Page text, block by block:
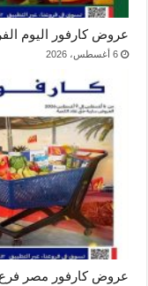
عروض كارفور اليوم الفريش فود 6
6 أغسطس، 2026
عروض كارفور مصر فرع برميلان